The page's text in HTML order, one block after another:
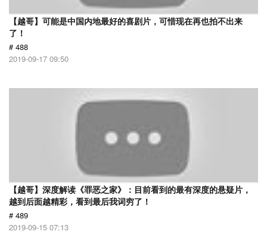
【越哥】可能是中国内地最好的喜剧片，可惜现在再也拍不出来
了！
# 488
2019-09-17 09:50
【越哥】深度解读《罪恶之家》：目前看到的最有深度的悬疑片，
越到后面越精彩，看到最后我词穷了！
# 489
2019-09-15 07:13